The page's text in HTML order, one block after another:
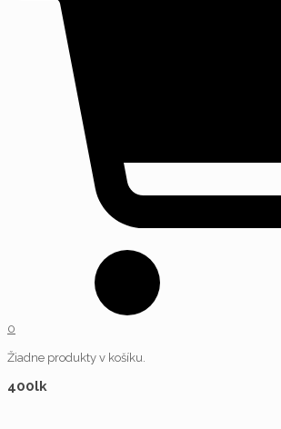
0
Žiadne produkty v košíku.
400lk